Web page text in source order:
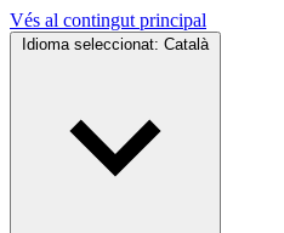
Vés al contingut principal
Idioma seleccionat: Català